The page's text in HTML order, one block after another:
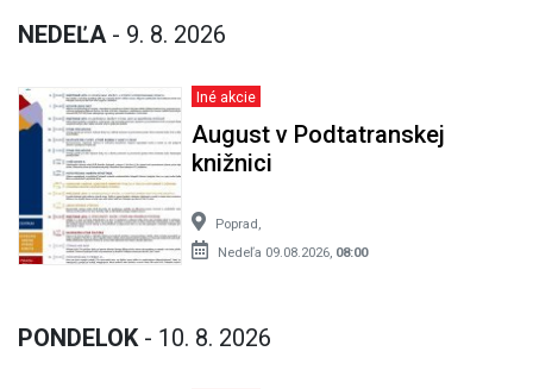
NEDEĽA - 9. 8. 2026
Iné akcie
August v Podtatranskej
knižnici
Poprad,
Nedeľa 09.08.2026, 08:00
PONDELOK - 10. 8. 2026